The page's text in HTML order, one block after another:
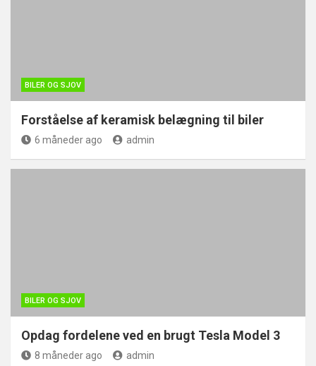
BILER OG SJOV
Forståelse af keramisk belægning til biler
6 måneder ago admin
BILER OG SJOV
Opdag fordelene ved en brugt Tesla Model 3
8 måneder ago admin